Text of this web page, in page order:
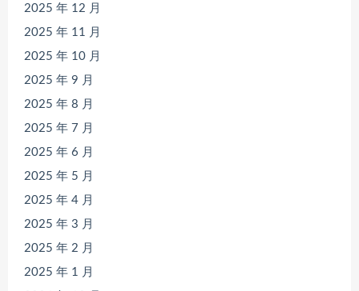
2025 年 12 月
2025 年 11 月
2025 年 10 月
2025 年 9 月
2025 年 8 月
2025 年 7 月
2025 年 6 月
2025 年 5 月
2025 年 4 月
2025 年 3 月
2025 年 2 月
2025 年 1 月